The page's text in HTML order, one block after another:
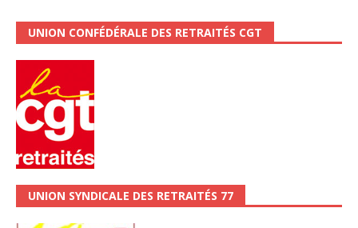
UNION CONFÉDÉRALE DES RETRAITÉS CGT
UNION SYNDICALE DES RETRAITÉS 77